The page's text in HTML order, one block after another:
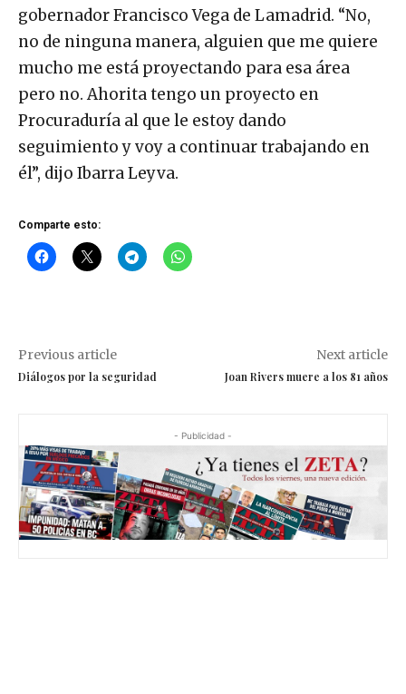
gobernador Francisco Vega de Lamadrid. “No,
no de ninguna manera, alguien que me quiere
mucho me está proyectando para esa área
pero no. Ahorita tengo un proyecto en
Procuraduría al que le estoy dando
seguimiento y voy a continuar trabajando en
él”, dijo Ibarra Leyva.
Comparte esto:
Previous article
Diálogos por la seguridad
Next article
Joan Rivers muere a los 81 años
- Publicidad -